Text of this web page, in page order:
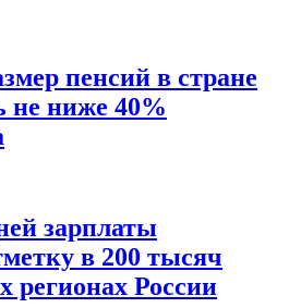
пенсий в стране
не ниже 40%
зарплаты
в 200 тысяч
регионах России